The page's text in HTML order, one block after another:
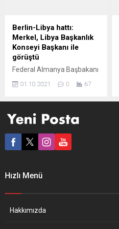
operasyonları İşçi Partisi
içindeki cephelemeyi de
daha bir görünür hale
getirdi. Filistin’e verdiği
destekle bilinen ve
Londra’da Başbakanlık
binası önündeki...
Berlin-Libya hattı:
Merkel, Libya Başkanlık
Konseyi Başkanı ile
görüştü
Federal Almanya Başbakanı
Başkanlık Konseyi Başkanı
araya geldi ve yeni
konusuna öncelik vereceğini
belirtti. Başbakan Angela
görüşme öncesinde
geçmişte Libya meselesini
01.10.2021 0 67
Hızlı Menü
Hakkımızda